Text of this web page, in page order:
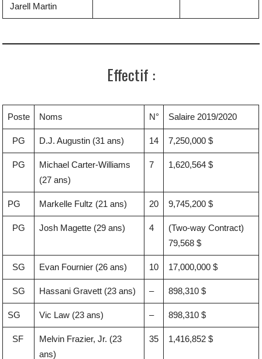
Jarell Martin
Effectif :
Poste Noms N° Salaire 2019/2020
PG D.J. Augustin (31 ans) 14 7,250,000 $
PG
Michael Carter-Williams
(27 ans)
7 1,620,564 $
PG Markelle Fultz (21 ans) 20 9,745,200 $
PG Josh Magette (29 ans) 4
(Two-way Contract)
79,568 $
SG Evan Fournier (26 ans) 10 17,000,000 $
SG Hassani Gravett (23 ans) – 898,310 $
SG Vic Law (23 ans) – 898,310 $
SF
Melvin Frazier, Jr. (23
ans)
35 1,416,852 $